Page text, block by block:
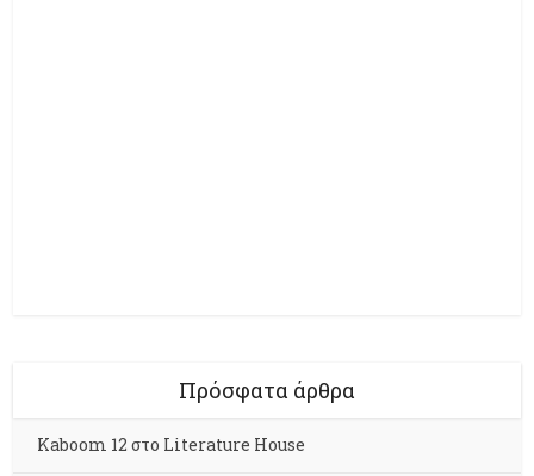
Πρόσφατα άρθρα
Kaboom 12 στο Literature House